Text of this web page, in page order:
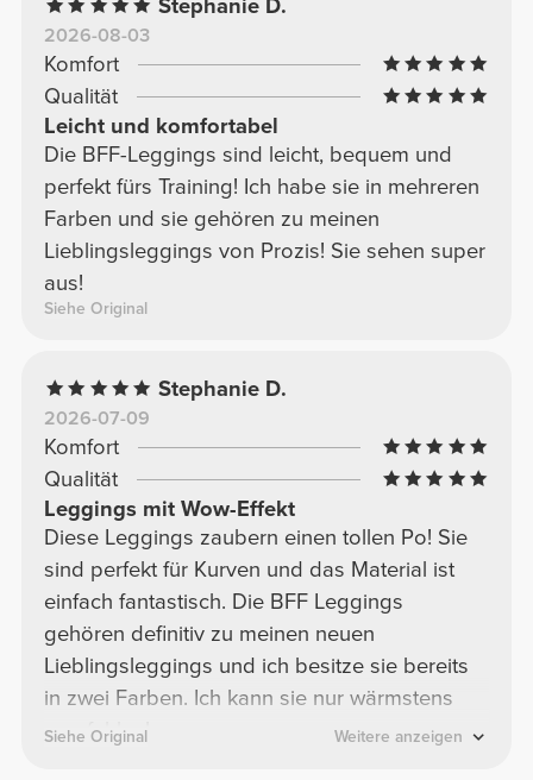
Stephanie D.
2026-08-03
Komfort
Qualität
Leicht und komfortabel
Die BFF-Leggings sind leicht, bequem und
perfekt fürs Training! Ich habe sie in mehreren
Farben und sie gehören zu meinen
Lieblingsleggings von Prozis! Sie sehen super
aus!
Siehe Original
Stephanie D.
2026-07-09
Komfort
Qualität
Leggings mit Wow-Effekt
Diese Leggings zaubern einen tollen Po! Sie
sind perfekt für Kurven und das Material ist
einfach fantastisch. Die BFF Leggings
gehören definitiv zu meinen neuen
Lieblingsleggings und ich besitze sie bereits
in zwei Farben. Ich kann sie nur wärmstens
empfehlen!
Siehe Original Weitere anzeigen